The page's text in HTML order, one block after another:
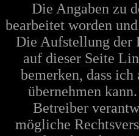
Die Angaben zu
bearbeitet worden
Die Aufstellung der
auf dieser Seite
bemerken, dass
übernehmen
Betreiber
mögliche